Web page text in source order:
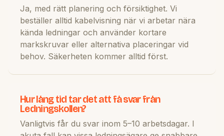
Ja, med rätt planering och försiktighet. Vi
beställer alltid kabelvisning när vi arbetar nära
kända ledningar och använder kortare
markskruvar eller alternativa placeringar vid
behov. Säkerheten kommer alltid först.
Hur lång tid tar det att få svar från
Ledningskollen?
Vanligtvis får du svar inom 5–10 arbetsdagar. I